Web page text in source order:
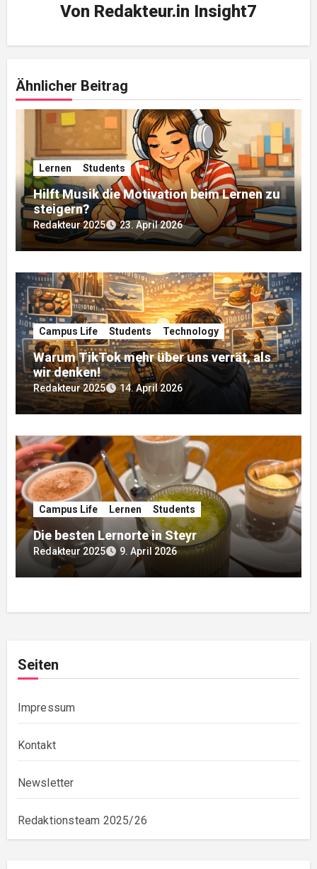
Von Redakteur.in Insight7
Ähnlicher Beitrag
Lernen Students
Hilft Musik die Motivation beim Lernen zu
steigern?
Redakteur 2025 23. April 2026
Campus Life Students Technology
Warum TikTok mehr über uns verrät, als
wir denken!
Redakteur 2025 14. April 2026
Campus Life Lernen Students
Die besten Lernorte in Steyr
Redakteur 2025 9. April 2026
Seiten
Impressum
Kontakt
Newsletter
Redaktionsteam 2025/26